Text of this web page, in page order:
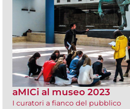
aMICi al museo 2023
I curatori a fianco del pubblico